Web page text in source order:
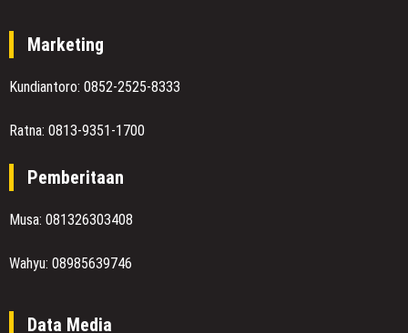
Marketing
Kundiantoro: 0852-2525-8333
Ratna: 0813-9351-1700
Pemberitaan
Musa: 081326303408
Wahyu: 08985639746
Data Media